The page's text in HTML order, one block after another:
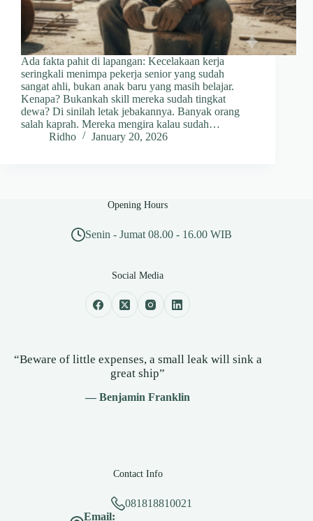
Ada fakta pahit di lapangan: Kecelakaan kerja
seringkali menimpa pekerja senior yang sudah
sangat ahli, bukan anak baru yang masih belajar.
Kenapa? Bukankah skill mereka sudah tingkat
dewa? Di sinilah letak jebakannya. Banyak orang
salah kaprah. Mereka mengira kalau sudah…
Ridho
January 20, 2026
Opening Hours
Senin - Jumat 08.00 - 16.00 WIB
Social Media
“Beware of little expenses, a small leak will sink a
great ship”
— Benjamin Franklin
Contact Info
081818810021
Email: